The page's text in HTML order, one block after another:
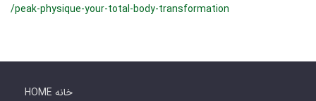
/peak-physique-your-total-body-transformation
HOME خانه